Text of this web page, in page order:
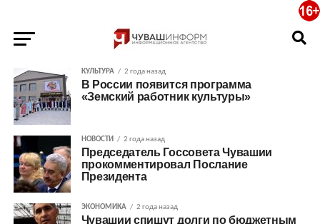
КУЛЬТУРА 2 года назад
В России появится программа
«Земский работник культуры»
НОВОСТИ 2 года назад
Председатель Госсовета Чувашии
прокомментировал Послание
Президента
ЭКОНОМИКА 2 года назад
Чувашии спишут долги по бюджетным